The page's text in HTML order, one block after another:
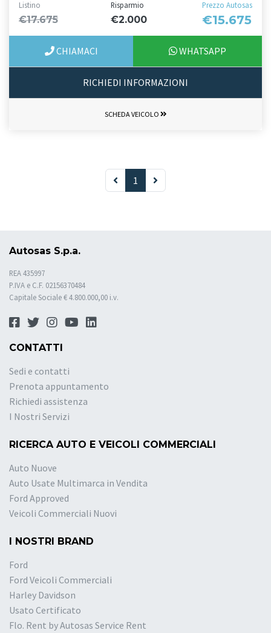
Listino
€17.675
Risparmio
€2.000
Prezzo Autosas
€15.675
CHIAMACI WHATSAPP
RICHIEDI INFORMAZIONI
SCHEDA VEICOLO
1
Autosas S.p.a.
REA 435997
P.IVA e C.F. 02156370484
Capitale Sociale € 4.800.000,00 i.v.
CONTATTI
Sedi e contatti
Prenota appuntamento
Richiedi assistenza
I Nostri Servizi
RICERCA AUTO E VEICOLI COMMERCIALI
Auto Nuove
Auto Usate Multimarca in Vendita
Ford Approved
Veicoli Commerciali Nuovi
I NOSTRI BRAND
Ford
Ford Veicoli Commerciali
Harley Davidson
Usato Certificato
Flo. Rent by Autosas Service Rent